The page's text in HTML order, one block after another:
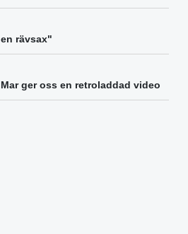
rävsax"
Mar ger oss en retroladdad video